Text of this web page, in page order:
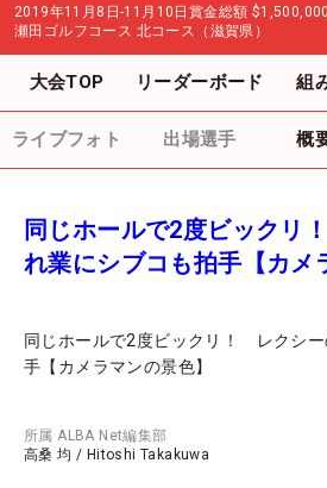
2019年11月8日-11月10日 賞金総額 $1,500,000
瀬田ゴルフコース 北コース（滋賀県）
大会TOP リーダーボード 組
ライブフォト 出場選手 概
同じホールで2度ビックリ
れ業にシブコも拍手【カメ
同じホールで2度ビックリ！ レクシー
手【カメラマンの景色】
所属ALBA Net編集部
高桑 均 / Hitoshi Takakuwa